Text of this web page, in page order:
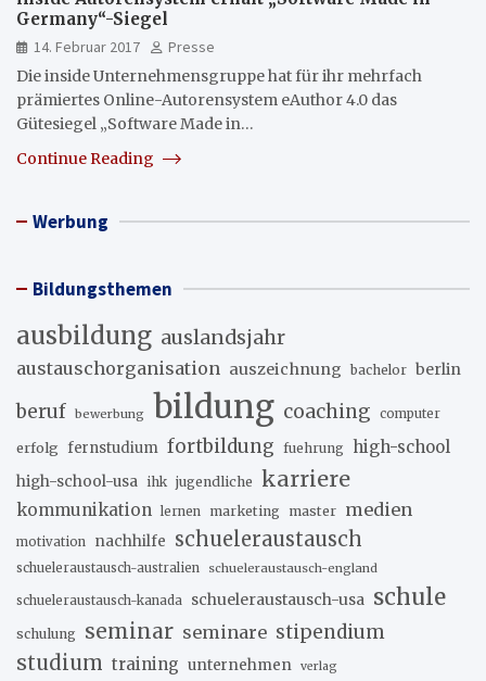
Germany“-Siegel
14. Februar 2017
Presse
Die inside Unternehmensgruppe hat für ihr mehrfach
prämiertes Online-Autorensystem eAuthor 4.0 das
Gütesiegel „Software Made in…
Continue Reading
Werbung
Bildungsthemen
ausbildung auslandsjahr
austauschorganisation auszeichnung bachelor berlin
beruf bewerbung bildung coaching computer
erfolg fernstudium fortbildung fuehrung high-school
high-school-usa ihk jugendliche karriere
kommunikation lernen marketing master medien
motivation nachhilfe schueleraustausch
schueleraustausch-australien schueleraustausch-england
schueleraustausch-kanada schueleraustausch-usa schule
schulung seminar seminare stipendium
studium training unternehmen verlag